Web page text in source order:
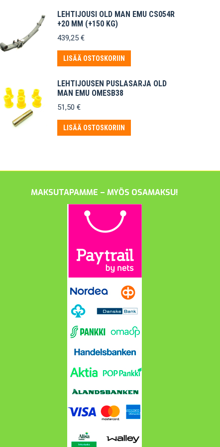
LEHTIJOUSI OLD MAN EMU CS054R
+20 MM (+150 KG)
439,25 €
LISÄÄ OSTOSKORIIN
LEHTIJOUSEN PUSLASARJA OLD
MAN EMU OMESB38
51,50 €
LISÄÄ OSTOSKORIIN
MAKSUTAPAMME – MYÖS OSAMAKSU!